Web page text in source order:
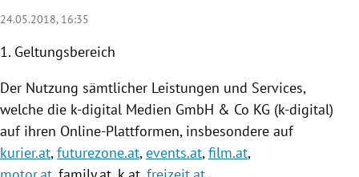
Untermenü
Untermenü
Untermenü
Untermenü
24.05.2018, 16:35
1. Geltungsbereich
Der Nutzung sämtlicher Leistungen und Services,
welche die k-digital Medien GmbH & Co KG (k-digital)
auf ihren Online-Plattformen, insbesondere auf
kurier.at, futurezone.at, events.at, film.at,